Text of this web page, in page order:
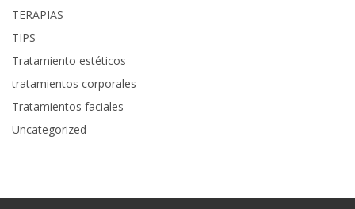
TERAPIAS
TIPS
Tratamiento estéticos
tratamientos corporales
Tratamientos faciales
Uncategorized